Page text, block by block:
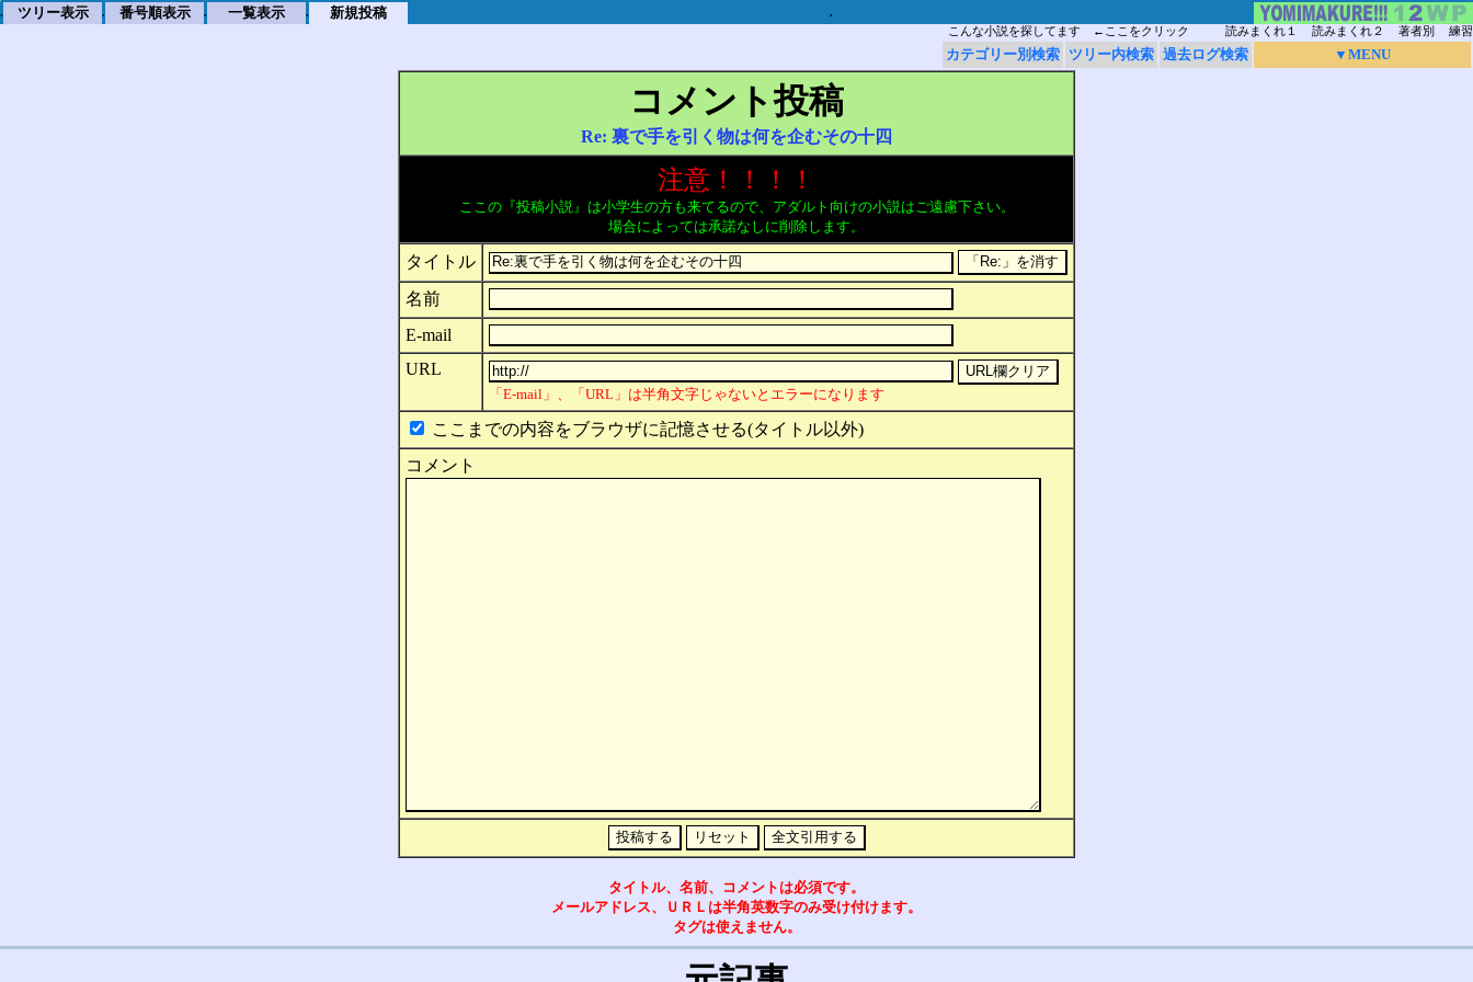
. ツリー表示 . 番号順表示 . 一覧表示 . 新規投稿
.
こんな小説を探してます ←ここをクリック
読みまくれ１ 読みまくれ２ 著者別 練習
カテゴリー別検索 ツリー内検索 過去ログ検索 ▼MENU
コメント投稿
Re: 裏で手を引く物は何を企むその十四
注意！！！！
ここの『投稿小説』は小学生の方も来てるので、アダルト向けの小説はご遠慮下さい。
場合によっては承諾なしに削除します。
タイトル
名前
E-mail
URL
「E-mail」、「URL」は半角文字じゃないとエラーになります
ここまでの内容をブラウザに記憶させる(タイトル以外)
コメント
タイトル、名前、コメントは必須です。
メールアドレス、ＵＲＬは半角英数字のみ受け付けます。
タグは使えません。